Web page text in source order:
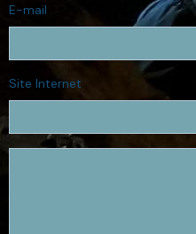
E-mail
Site Internet